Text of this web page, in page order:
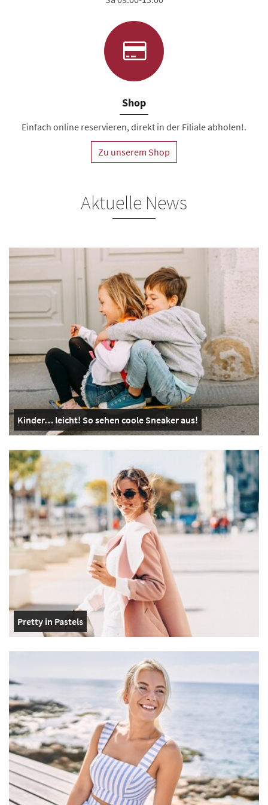
Shop
Einfach online reservieren, direkt in der Filiale abholen!.
Zu unserem Shop
Aktuelle News
Kinder… leicht! So sehen coole Sneaker aus!
Pretty in Pastels